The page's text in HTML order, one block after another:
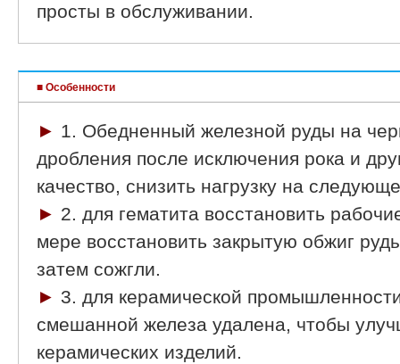
просты в обслуживании.
■ Особенности
► 1. Обедненный железной руды на
дробления после исключения рока и
качество, снизить нагрузку на
► 2. для гематита восстановить
мере восстановить закрытую обжиг
затем сожгли.
► 3. для керамической
смешанной железа удалена, чтобы
керамических изделий.